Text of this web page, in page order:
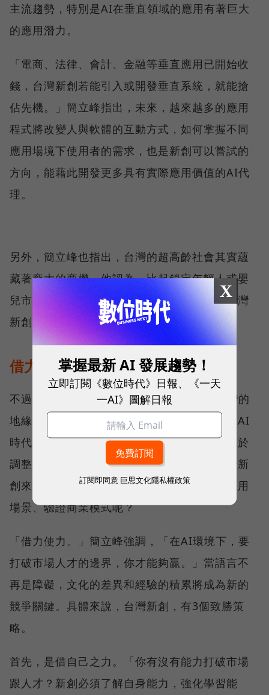
主流趨勢，特別是AI在垂直領域的應用有著巨大
的應用潛力。
「電商、法律、會計、金融等垂直應用已開始收
錢，台灣新創若能引入或開發垂直系統，就能搶
佔先機。」簡立峰指出，未來，越來越多的應用
程式將改變人與軟體的互動方式，如何掌握不同
應用場境下使用者的需求，也是新創可以嘗試的
方向，能藉此開發更多具有實際應用價值的AI代
理。
另外，簡立峰也指出，台灣的超高齡社會其實蘊
藏著龐大的商機。他認為，比起鎖定年輕人或嬰
兒市場，銀髮族健康照護的缺工問題，正是台灣
新創可以發揮創意、創造商機的地方。
借力使力：台灣新創的致勝策略
不過，現在雖然是發展AI的最佳時機，但台灣的
地緣位置卻是一大挑戰。但他同時也指出，在AI
時代下，地理位置早已不是障礙，關鍵還是在於
調整心態。然而，對於缺乏資金和算力的台灣新
創來說，該如何善用台灣的優勢，如何找到應用
場景、驗證商業模式呢？
「借力使力。」簡立峰強調，「在AI環境下，要
打破市場人才的邊界，你才能夠贏。」當語言不
再是障礙，文化的差異和經驗的積累將成為新的
競爭關鍵。具體來說，台灣新創，有3個致勝策
略。
首先，是借自己之力。「你有沒有能力打破市場
跟人才？新創必須了解自身能力，強化學習能
X
掌握最新 AI 發展趨勢！
立即訂閱《數位時代》日報、《一天
一AI》圖解日報
訂閱即同意 巨思文化隱私權政策